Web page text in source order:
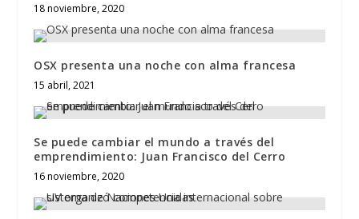
18 noviembre, 2020
OSX presenta una noche con alma francesa
15 abril, 2021
Se puede cambiar el mundo a través del
emprendimiento: Juan Francisco del Cerro
16 noviembre, 2020